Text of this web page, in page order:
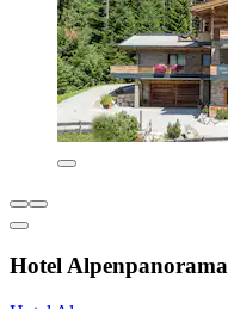
Hotel Alpenpanorama